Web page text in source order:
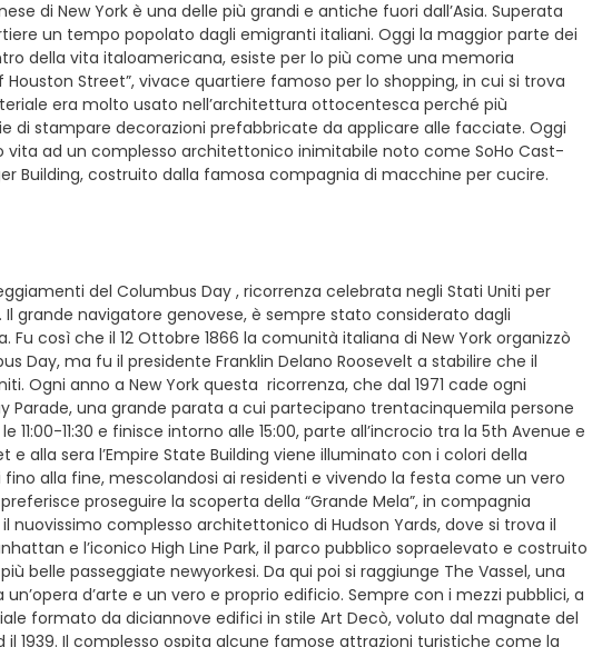
di New York è una delle più grandi e antiche fuori dall’Asia. Superata
un tempo popolato dagli emigranti italiani. Oggi la maggior parte dei
della vita italoamericana, esiste per lo più come una memoria
Street”, vivace quartiere famoso per lo shopping, in cui si trova
era molto usato nell’architettura ottocentesca perché più
stampare decorazioni prefabbricate da applicare alle facciate. Oggi
ad un complesso architettonico inimitabile noto come SoHo Cast-
Building, costruito dalla famosa compagnia di macchine per cucire.
del Columbus Day , ricorrenza celebrata negli Stati Uniti per
grande navigatore genovese, è sempre stato considerato dagli
così che il 12 Ottobre 1866 la comunità italiana di New York organizzò
Day, ma fu il presidente Franklin Delano Roosevelt a stabilire che il
Ogni anno a New York questa ricorrenza, che dal 1971 cade ogni
una grande parata a cui partecipano trentacinquemila persone
11:30 e finisce intorno alle 15:00, parte all’incrocio tra la 5th Avenue e
alla sera l’Empire State Building viene illuminato con i colori della
alla fine, mescolandosi ai residenti e vivendo la festa come un vero
proseguire la scoperta della “Grande Mela”, in compagnia
complesso architettonico di Hudson Yards, dove si trova il
e l’iconico High Line Park, il parco pubblico sopraelevato e costruito
belle passeggiate newyorkesi. Da qui poi si raggiunge The Vassel, una
d’arte e un vero e proprio edificio. Sempre con i mezzi pubblici, a
formato da diciannove edifici in stile Art Decò, voluto dal magnate del
1939. Il complesso ospita alcune famose attrazioni turistiche come la